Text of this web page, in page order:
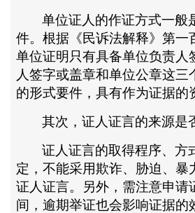
单位证人的作证方式一般
件。根据《民诉法解释》第一
单位证明只有具备单位负责人
人签字或盖章和单位公章这三
的形式要件，具有作为证据的
其次，证人证言的来源是
证人证言的取得程序、方
定，不能采用欺诈、胁迫、暴
证人证言。另外，需注意申请
间，逾期举证也会影响证据的